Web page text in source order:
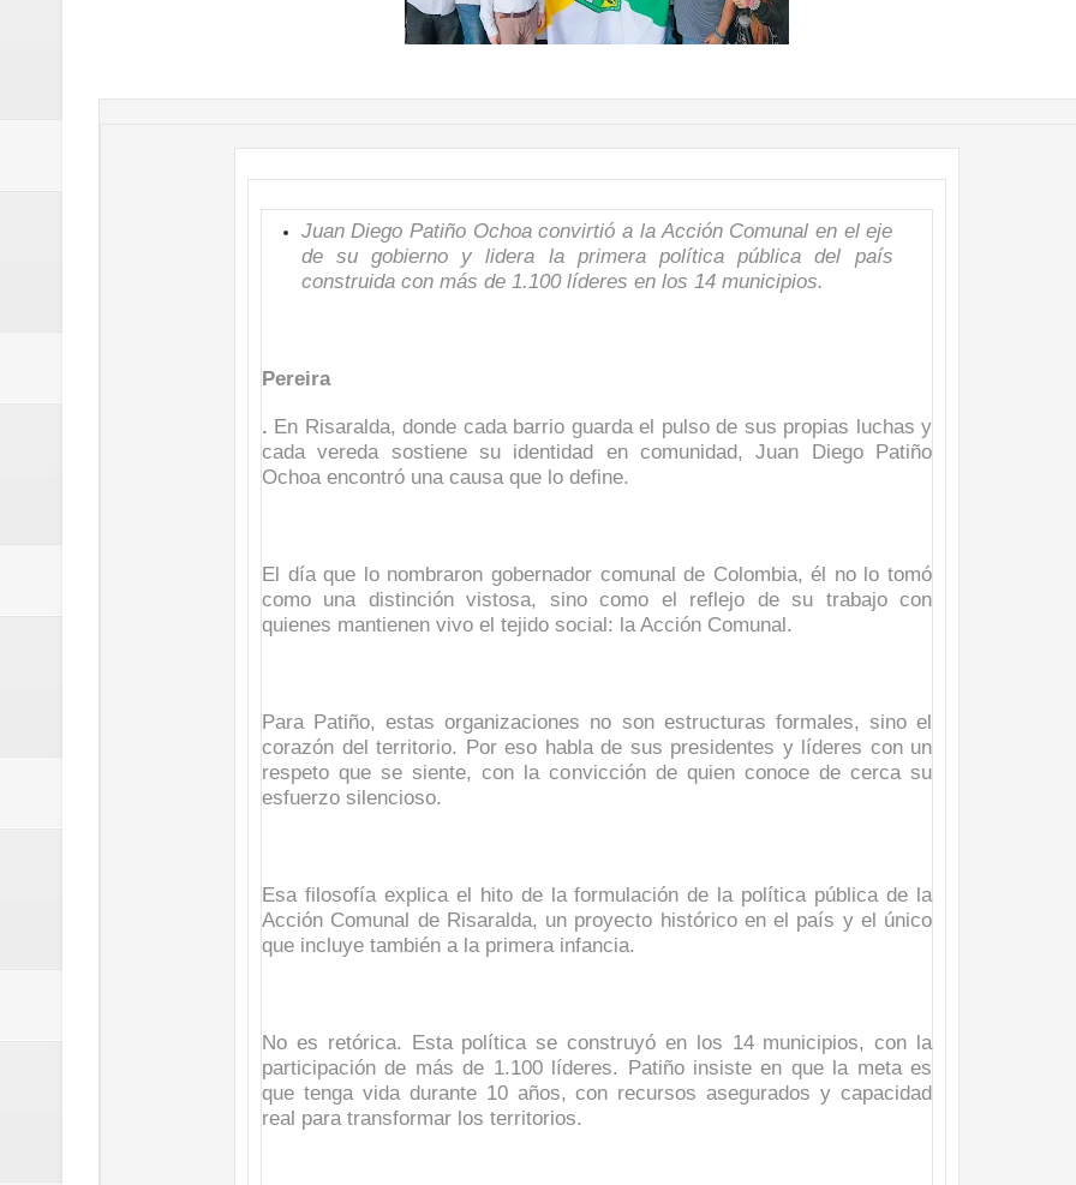
Regionetnoticias / Población vulnerable en Tuluá tendrá comedor comunitario gracias al
Regionetnoticias / Alcaldía de Cartagena avanza en trabajos contra las inundaciones con
calle San Juan de Dios del Centro Histórico
Regionetnoticias / Estas son las millonarias inversiones del Gobierno Matiz en el municipio de
Regionetnoticias / Gobernación de Caldas hace seguimiento al avance de la construcción de 400
ecoeficientes en Marquetalia
terrestre para la posesión presidencial
ReGionetNoticias / DOSQUEBRADAS / Dosquebradas fortalece la respuesta frente a tres
ReGioNetNoticias- MEDELLIN / En Medellín fue inmovilizado un bus que estaba siendo lavado
excedió límites de emisión de gases contaminantes
ReGionetNoticias / REPORTE ALEXANDER MENDEZ ( MIAMI ) Cali se blinda con amplio
seguridad para la posesión presidencial
Regionetnoticias / En solo dos años y siete meses, la Fábrica de Licores del Tolima alcanzó el 94
Juan Diego Patiño Ochoa convirtió a la Acción Comunal en el eje
de su gobierno y lidera la primera política pública del país
construida con más de 1.100 líderes en los 14 municipios.
Pereira
. En Risaralda, donde cada barrio guarda el pulso de sus propias luchas y
cada vereda sostiene su identidad en comunidad, Juan Diego Patiño
Ochoa encontró una causa que lo define.
El día que lo nombraron gobernador comunal de Colombia, él no lo tomó
como una distinción vistosa, sino como el reflejo de su trabajo con
quienes mantienen vivo el tejido social: la Acción Comunal.
Para Patiño, estas organizaciones no son estructuras formales, sino el
corazón del territorio. Por eso habla de sus presidentes y líderes con un
respeto que se siente, con la convicción de quien conoce de cerca su
esfuerzo silencioso.
Esa filosofía explica el hito de la formulación de la política pública de la
Acción Comunal de Risaralda, un proyecto histórico en el país y el único
que incluye también a la primera infancia.
No es retórica. Esta política se construyó en los 14 municipios, con la
participación de más de 1.100 líderes. Patiño insiste en que la meta es
que tenga vida durante 10 años, con recursos asegurados y capacidad
real para transformar los territorios.